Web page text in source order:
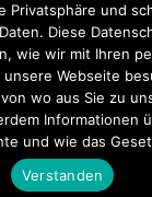
H-2
Mitglied werden
Kontakt
Themes Ltd. Powered by
Privatsphäre und
Diese
wie wir mit Ihren
Webseite
wo aus Sie zu
Informationen
und wie das
Verstanden